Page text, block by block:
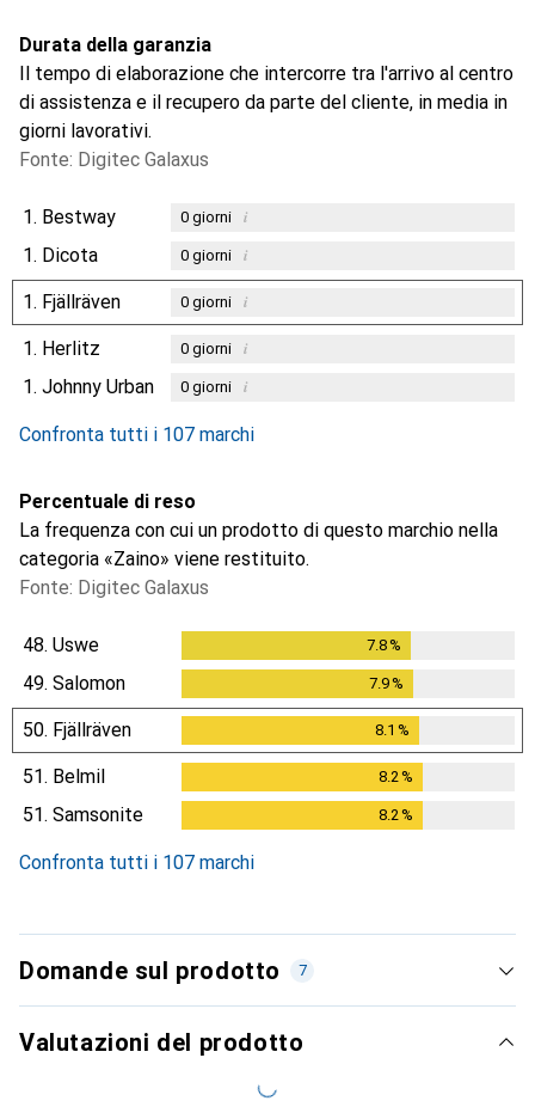
Durata della garanzia
Il tempo di elaborazione che intercorre tra l'arrivo al centro
di assistenza e il recupero da parte del cliente, in media in
giorni lavorativi.
Fonte: Digitec Galaxus
1. Bestway 0giorni i
1. Dicota 0giorni i
1. Fjällräven 0giorni i
1. Herlitz 0giorni i
1. Johnny Urban 0giorni i
Confronta tutti i 107 marchi
Percentuale di reso
La frequenza con cui un prodotto di questo marchio nella
categoria «Zaino» viene restituito.
Fonte: Digitec Galaxus
48. Uswe 7.8%
49. Salomon 7.9%
50. Fjällräven 8.1 %
51. Belmil 8.2%
51. Samsonite 8.2%
Confronta tutti i 107 marchi
Domande sul prodotto 7
Valutazioni del prodotto